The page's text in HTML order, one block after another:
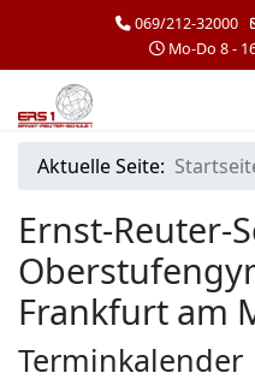
069/212-32000
Mo-Do 8 -
Aktuelle Seite:
Ernst-Reuter-
Frankfurt am
Terminkalender